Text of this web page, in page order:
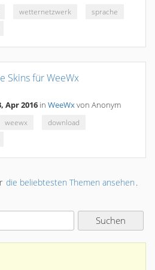
wetternetzwerk
sprache
Skins für WeeWx
Apr 2016 in WeeWxvon Anonym
weewx
download
die beliebtesten Themen ansehen .